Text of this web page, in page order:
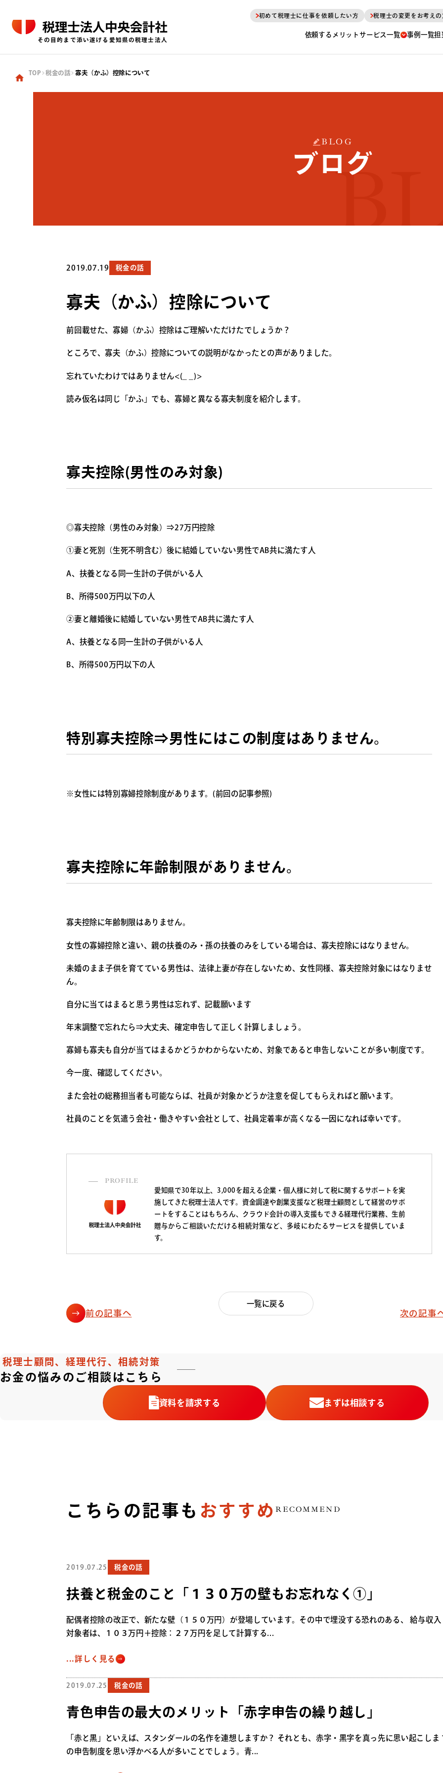
その目的まで添い遂げる愛知県の税理士法人
初めて税理士に仕事を依頼したい方 税理士の変更をお考えの
依頼するメリット サービス一覧 事例一覧担
TOP 税金の話 寡夫（かふ）控除について
BLOG
ブログ
2019.07.19 税金の話
寡夫（かふ）控除について
前回載せた、寡婦（かふ）控除はご理解いただけたでしょうか？
ところで、寡夫（かふ）控除についての説明がなかったとの声がありました。
忘れていたわけではありません<(_ _)>
読み仮名は同じ「かふ」でも、寡婦と異なる寡夫制度を紹介します。
寡夫控除(男性のみ対象)
◎寡夫控除（男性のみ対象）⇒27万円控除
①妻と死別（生死不明含む）後に結婚していない男性でAB共に満たす人
A、扶養となる同一生計の子供がいる人
B、所得500万円以下の人
②妻と離婚後に結婚していない男性でAB共に満たす人
A、扶養となる同一生計の子供がいる人
B、所得500万円以下の人
特別寡夫控除⇒男性にはこの制度はありません。
※女性には特別寡婦控除制度があります。(前回の記事参照)
寡夫控除に年齢制限がありません。
寡夫控除に年齢制限はありません。
女性の寡婦控除と違い、親の扶養のみ・孫の扶養のみをしている場合は、寡夫控除にはなりません。
未婚のまま子供を育てている男性は、法律上妻が存在しないため、女性同様、寡夫控除対象にはなりませ
ん。
自分に当てはまると思う男性は忘れず、記載願います
年末調整で忘れたら⇒大丈夫、確定申告して正しく計算しましょう。
寡婦も寡夫も自分が当てはまるかどうかわからないため、対象であると申告しないことが多い制度です。
今一度、確認してください。
また会社の総務担当者も可能ならば、社員が対象かどうか注意を促してもらえればと願います。
社員のことを気遣う会社・働きやすい会社として、社員定着率が高くなる一因になれば幸いです。
PROFILE
愛知県で30年以上、3,000を超える企業・個人様に対して税に関するサポートを実
施してきた税理士法人です。資金調達や創業支援など税理士顧問として経営のサポ
ートをすることはもちろん、クラウド会計の導入支援もできる経理代行業務、生前
贈与からご相談いただける相続対策など、多岐にわたるサービスを提供していま
す。
前の記事へ
一覧に戻る
次の記事
税理士顧問、経理代行、相続対策
お金の悩みのご相談はこちら
資料を請求する まずは相談する
こちらの記事も おすすめRECOMMEND
2019.07.25 税金の話
扶養と税金のこと「１３０万の壁もお忘れなく①」
配偶者控除の改正で、新たな壁（１５０万円）が登場しています。その中で埋没する恐れのある、 給与収
対象者は、１０３万円＋控除：２７万円を足して計算する...
...詳しく見る
2019.07.25 税金の話
青色申告の最大のメリット「赤字申告の繰り越し」
「赤と黒」といえば、スタンダールの名作を連想しますか？ それとも、赤字・黒字を真っ先に思い起こし
の申告制度を思い浮かべる人が多いことでしょう。青...